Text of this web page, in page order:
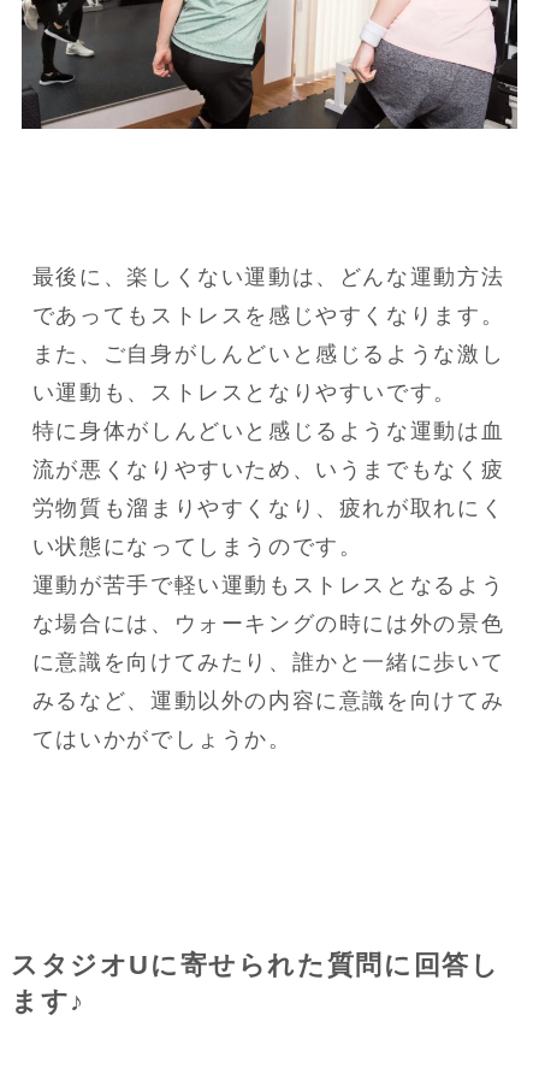
最後に、楽しくない運動は、どんな運動方法
であってもストレスを感じやすくなります。
また、ご自身がしんどいと感じるような激し
い運動も、ストレスとなりやすいです。
特に身体がしんどいと感じるような運動は血
流が悪くなりやすいため、いうまでもなく疲
労物質も溜まりやすくなり、疲れが取れにく
い状態になってしまうのです。
運動が苦手で軽い運動もストレスとなるよう
な場合には、ウォーキングの時には外の景色
に意識を向けてみたり、誰かと一緒に歩いて
みるなど、運動以外の内容に意識を向けてみ
てはいかがでしょうか。
スタジオUに寄せられた質問に回答し
ます♪